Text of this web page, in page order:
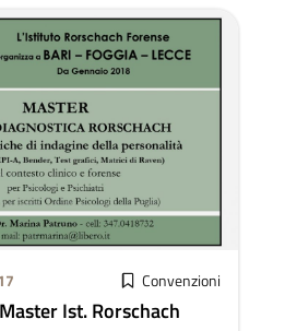
Convenzioni
Ist. Rorschach